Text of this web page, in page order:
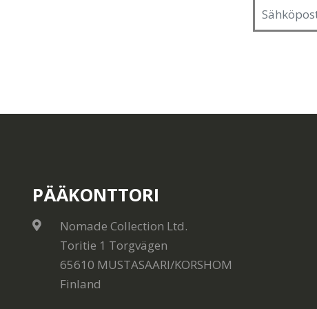
PÄÄKONTTORI
Nomade Collection Ltd.
Toritie 1 Torgvägen
65610 MUSTASAARI/KORSHOM
Finland